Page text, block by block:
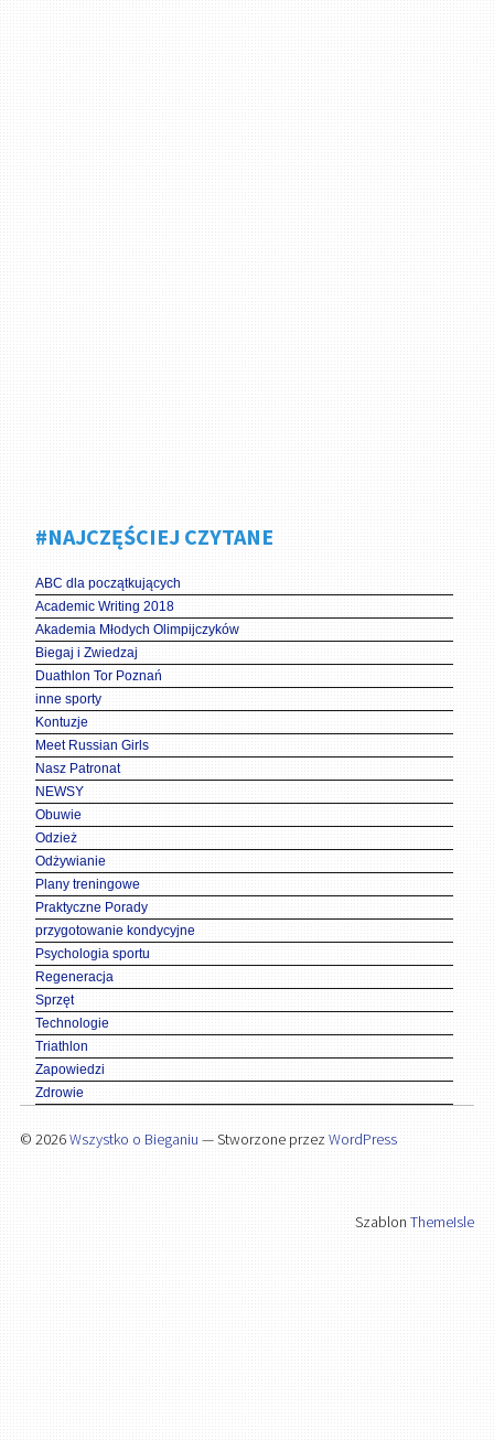
#NAJCZĘŚCIEJ CZYTANE
ABC dla początkujących
Academic Writing 2018
Akademia Młodych Olimpijczyków
Biegaj i Zwiedzaj
Duathlon Tor Poznań
inne sporty
Kontuzje
Meet Russian Girls
Nasz Patronat
NEWSY
Obuwie
Odzież
Odżywianie
Plany treningowe
Praktyczne Porady
przygotowanie kondycyjne
Psychologia sportu
Regeneracja
Sprzęt
Technologie
Triathlon
Zapowiedzi
Zdrowie
© 2026Wszystko o Bieganiu — Stworzone przez WordPress
SzablonThemeIsle